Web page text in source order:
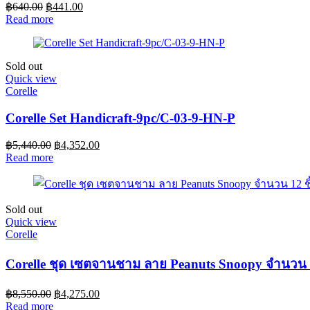
฿640.00 ฿441.00
Read more
Sold out
Quick view
Corelle
Corelle Set Handicraft-9pc/C-03-9-HN-P
฿5,440.00 ฿4,352.00
Read more
Sold out
Quick view
Corelle
Corelle ชุด เซตจานชาม ลาย Peanuts Snoopy จำนว
฿8,550.00 ฿4,275.00
Read more